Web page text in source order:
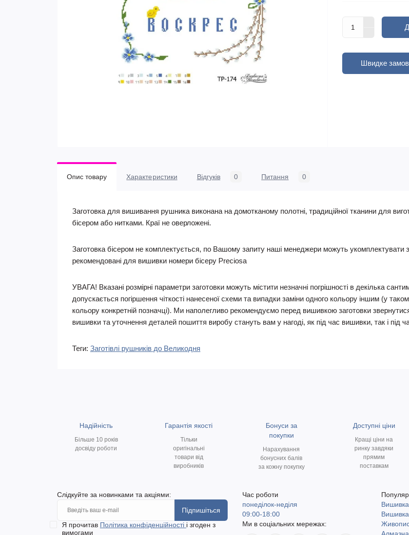
Швидке
Опис товару Характеристики Відгуків 0 Питання 0
Заготовка для вишивання рушника виконана на домотканому полотні, традиційної тканини для
бісером або нитками. Краї не оверложені.
Заготовка бісером не комплектується, по Вашому запиту наші менеджери можуть укомплектувати
рекомендовані для вишивки номери бісеру Preciosa
УВАГА! Вказані розмірні параметри заготовки можуть містити незначні погрішності в декілька
допускається погіршення чіткості нанесеної схеми та випадки заміни одного кольору іншим (у
кольору конкретній позначці). Ми наполегливо рекомендуємо перед вишивкою заготовки
вишивки та уточнення деталей пошиття виробу стануть вам у нагоді, як під час вишивки, так і під
Теги: Заготівлі рушників до Великодня
Надійність
Більше 10 років
досвіду роботи
Гарантія якості
Тільки
оригінальні
товари від
виробників
Бонуси за
покупки
Нарахування
бонусних балів
за кожну покупку
Доступні ціни
Кращі ціни на
ринку завдяки
прямим
поставкам
Слідкуйте за новинками та акціями:
Підпишіться
Я прочитав Політика конфіденційності і згоден з
вимогами
Час роботи
понеділок-неділя
09:00-18:00
Ми в соціальних мережах: